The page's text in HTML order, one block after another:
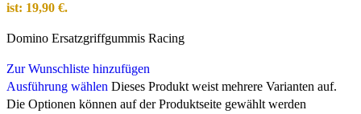
ist: 19,90 €.
Domino Ersatzgriffgummis Racing
Zur Wunschliste hinzufügen
Ausführung wählen Dieses Produkt weist mehrere Varianten auf.
Die Optionen können auf der Produktseite gewählt werden